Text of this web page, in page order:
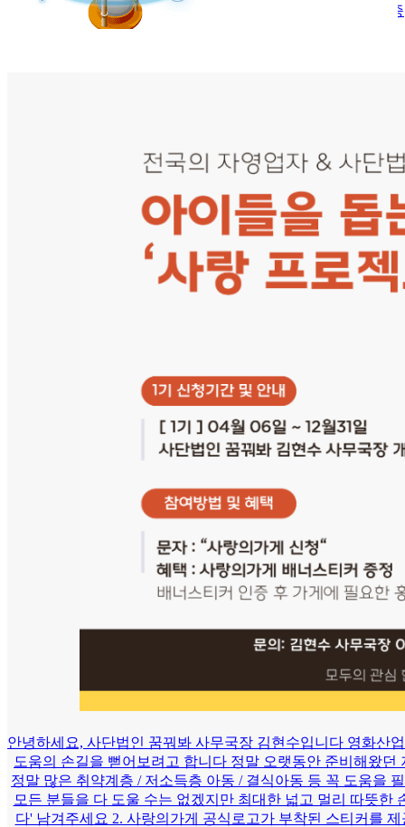
사랑의가게 인증 예시 양식입니다 제목 예시 : 사랑의가게
안녕하세요, 사단법인 꿈꿔봐 사무국장 김현수입니다 영화산
도움의 손길을 뻗어보려고 합니다 정말 오랫동안 준비해왔
정말 많은 취약계층 / 저소득층 아동 / 결식아동 등 꼭 도움을
모든 분들을 다 도울 수는 없겠지만 최대한 넓고 멀리 따뜻
다' 남겨주세요 2. 사랑의가게 공식로고가 부착된 스티커를